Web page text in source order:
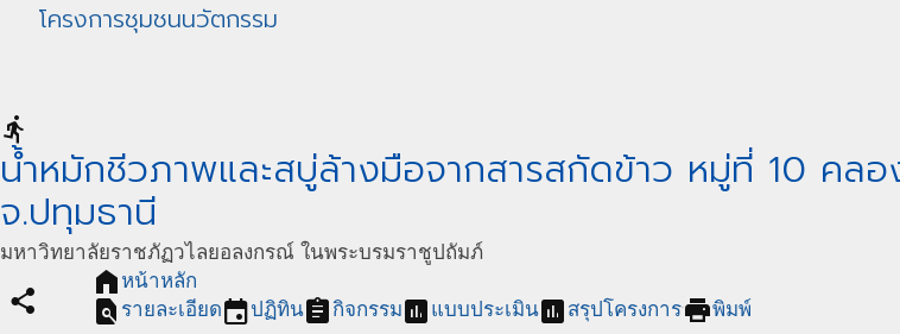
โครงการชุมชนนวัตกรรม
directions_run
น้ำหมักชีวภาพและสบู่ล้างมือจากสารสกัดข้าว หมู่ที่ 10 คล
จ.ปทุมธานี
มหาวิทยาลัยราชภัฏวไลยอลงกรณ์ ในพระบรมราชูปถัมภ์
share
home หน้าหลัก
find_in_page รายละเอียดeventปฏิทินassignmentกิจกรรมassessment แบบประเมินassessment สรุปโครงการprintพิมพ์